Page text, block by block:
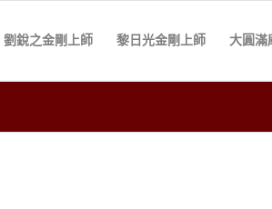
劉銳之金剛上師 黎日光金剛上師 大圓滿